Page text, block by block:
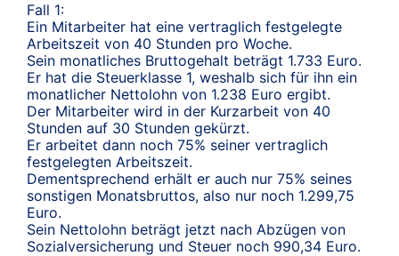
Fall 1:
Ein Mitarbeiter hat eine vertraglich festgelegte
Arbeitszeit von 40 Stunden pro Woche.
Sein monatliches Bruttogehalt beträgt 1.733 Euro.
Er hat die Steuerklasse 1, weshalb sich für ihn ein
monatlicher Nettolohn von 1.238 Euro ergibt.
Der Mitarbeiter wird in der Kurzarbeit von 40
Stunden auf 30 Stunden gekürzt.
Er arbeitet dann noch 75% seiner vertraglich
festgelegten Arbeitszeit.
Dementsprechend erhält er auch nur 75% seines
sonstigen Monatsbruttos, also nur noch 1.299,75
Euro.
Sein Nettolohn beträgt jetzt nach Abzügen von
Sozialversicherung und Steuer noch 990,34 Euro.